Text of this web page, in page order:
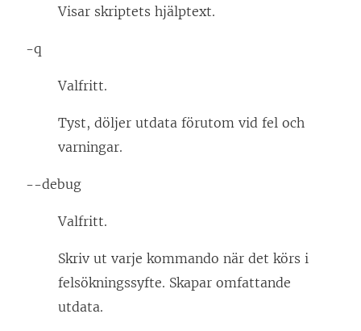
Visar skriptets hjälptext.
-q
Valfritt.
Tyst, döljer utdata förutom vid fel och
varningar.
--debug
Valfritt.
Skriv ut varje kommando när det körs i
felsökningssyfte. Skapar omfattande
utdata.